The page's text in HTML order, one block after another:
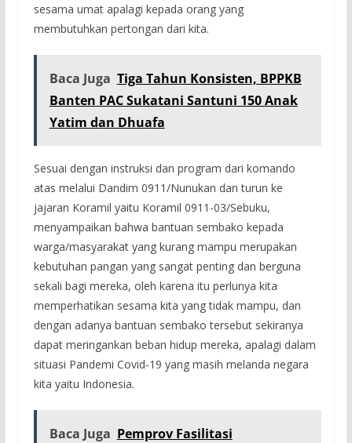
sesama umat apalagi kepada orang yang
membutuhkan pertongan dari kita.
Baca Juga Tiga Tahun Konsisten, BPPKB
Banten PAC Sukatani Santuni 150 Anak
Yatim dan Dhuafa
Sesuai dengan instruksi dan program dari komando
atas melalui Dandim 0911/Nunukan dan turun ke
jajaran Koramil yaitu Koramil 0911-03/Sebuku,
menyampaikan bahwa bantuan sembako kepada
warga/masyarakat yang kurang mampu merupakan
kebutuhan pangan yang sangat penting dan berguna
sekali bagi mereka, oleh karena itu perlunya kita
memperhatikan sesama kita yang tidak mampu, dan
dengan adanya bantuan sembako tersebut sekiranya
dapat meringankan beban hidup mereka, apalagi dalam
situasi Pandemi Covid-19 yang masih melanda negara
kita yaitu Indonesia.
Baca Juga Pemprov Fasilitasi